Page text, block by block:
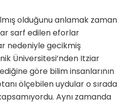
olduğunu anlamak zaman
sarf edilen eforlar
nedeniyle gecikmiş
Üniversitesi’nden Itziar
göre bilim insanlarının
ölçebilen uydular o sırada
Aynı zamanda